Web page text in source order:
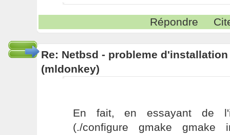
Répondre
Re: Netbsd - probleme
(mldonkey)
En fait, en essayant de
(./configure gmake